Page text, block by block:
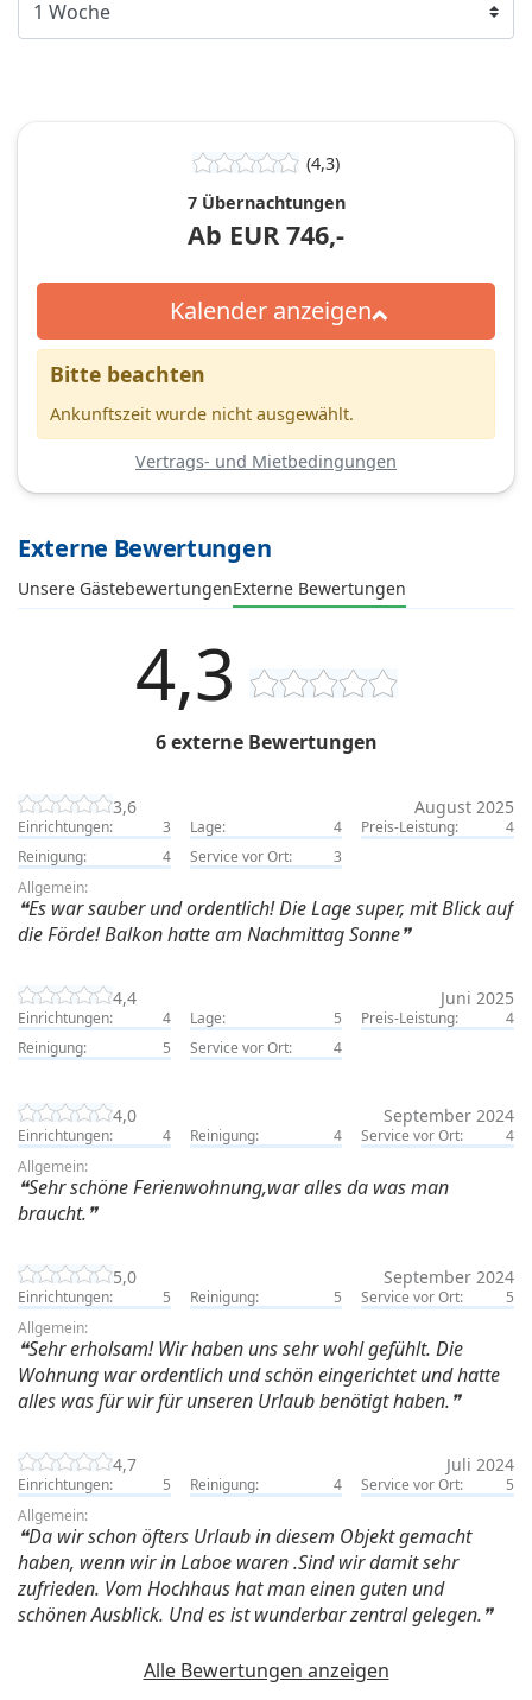
(4,3)
7 Übernachtungen
Ab EUR 746,-
Kalender anzeigen
Bitte beachten
Ankunftszeit wurde nicht ausgewählt.
Vertrags- und Mietbedingungen
Externe Bewertungen
Unsere GästebewertungenExterne Bewertungen
4,3
6 externe Bewertungen
3,6 August 2025
Einrichtungen: 3 Lage: 4 Preis-Leistung:
4
Reinigung:
4 Service vor Ort:
3
Allgemein:
Es war sauber und ordentlich! Die Lage super, mit Blick auf
die Förde! Balkon hatte am Nachmittag Sonne
4,4 Juni 2025
Einrichtungen: 4 Lage: 5 Preis-Leistung:
4
Reinigung:
5 Service vor Ort: 4
4,0 September 2024
Einrichtungen: 4 Reinigung: 4 Service vor Ort:
4
Allgemein:
Sehr schöne Ferienwohnung,war alles da was man
braucht.
5,0 September 2024
Einrichtungen: 5 Reinigung: 5 Service vor Ort:
5
Allgemein:
Sehr erholsam! Wir haben uns sehr wohl gefühlt. Die
Wohnung war ordentlich und schön eingerichtet und hatte
alles was für wir für unseren Urlaub benötigt haben.
4,7 Juli 2024
Einrichtungen: 5 Reinigung: 4 Service vor Ort:
5
Allgemein:
Da wir schon öfters Urlaub in diesem Objekt gemacht
haben, wenn wir in Laboe waren .Sind wir damit sehr
zufrieden. Vom Hochhaus hat man einen guten und
schönen Ausblick. Und es ist wunderbar zentral gelegen.
Alle Bewertungen anzeigen